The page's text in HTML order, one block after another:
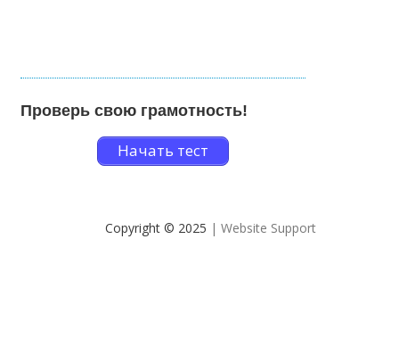
Проверь свою грамотность!
Начать тест
Copyright © 2025 | Website Support